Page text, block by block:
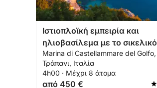
Ιστιοπλοϊκή εμπειρία και
ηλιοβασίλεμα με το σικελικό
Cannoli
Marina di Castellammare del Golfo,
Τράπανι, Ιταλία
4h00 · Μέχρι 8 άτομα
από 450 €